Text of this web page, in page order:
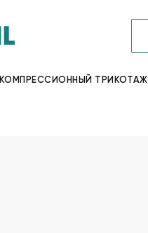
КОМПРЕССИОННЫЙ ТРИКОТАЖ